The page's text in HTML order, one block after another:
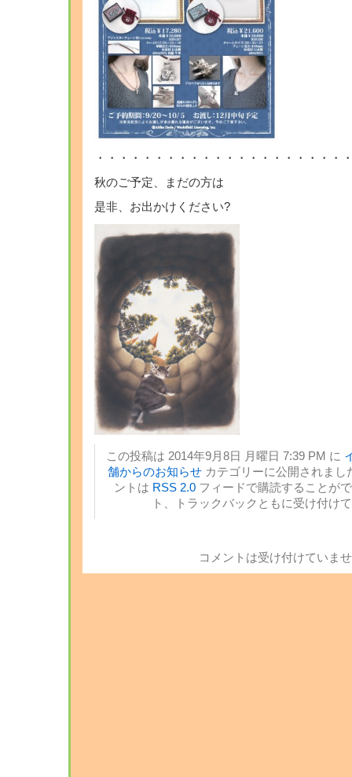
・・・・・・・・・・・・・・・・・・・・
秋のご予定、まだの方は
是非、お出かけください?
この投稿は 2014年9月8日 月曜日 7:39 PM に
舗からのお知らせカテゴリーに公開されまし
ントは RSS 2.0フィードで購読することが
ト、トラックバックともに受け付け
コメントは受け付けていま